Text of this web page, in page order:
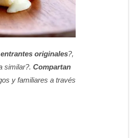
entrantes originales?,
similar?.Compartan
y familiares a través